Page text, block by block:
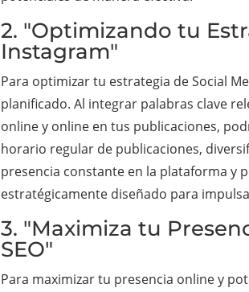
2. "Optimizando tu
Instagram"
Para optimizar tu estrategia de Social
planificado. Al integrar palabras clave
online y online en tus publicaciones,
horario regular de publicaciones,
presencia constante en la plataforma y
estratégicamente diseñado para
3. "Maximiza tu
SEO"
Para maximizar tu presencia online y